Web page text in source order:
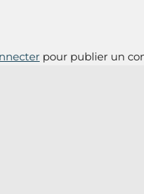
pour publier un